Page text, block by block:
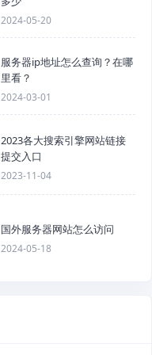
2024-05-20
服务器ip地址怎么查询？在哪
里看？
2024-03-01
2023各大搜索引擎网站链接
提交入口
2023-11-04
国外服务器网站怎么访问
2024-05-18